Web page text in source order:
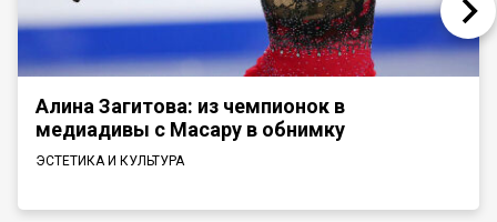
Алина Загитова: из чемпионок в
медиадивы с Масару в обнимку
ЭСТЕТИКА И КУЛЬТУРА